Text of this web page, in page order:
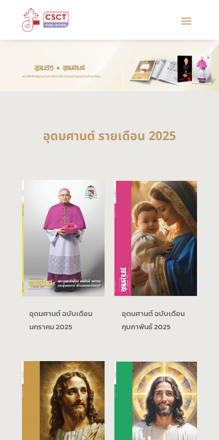
อุดมศานต์ รายเดือน 2025
อุดมศานต์ ฉบับเดือน
มกราคม 2025
อุดมศานต์ ฉบับเดือน
กุมภาพันธ์ 2025